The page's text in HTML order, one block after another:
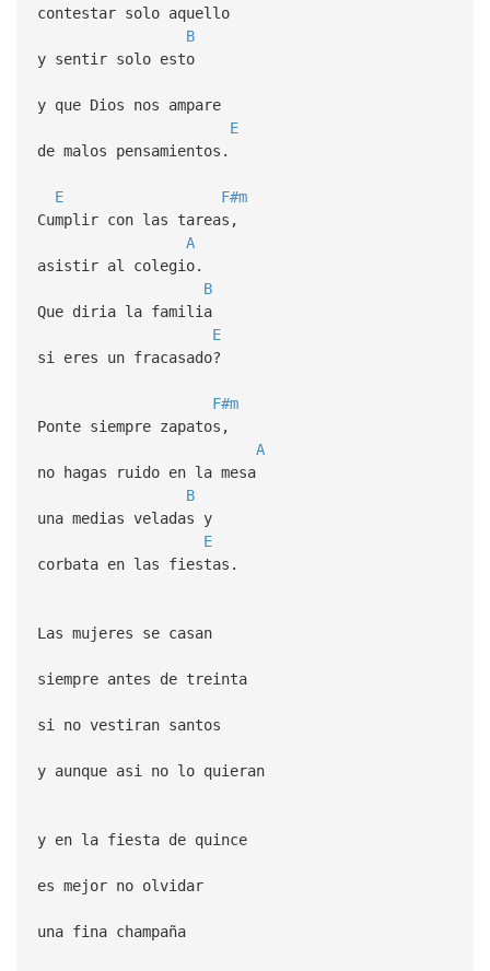
contestar solo aquello
B
y sentir solo esto
y que Dios nos ampare
E
de malos pensamientos.
E
F#m
Cumplir con las tareas,
A
asistir al colegio.
B
Que diria la familia
E
si eres un fracasado?
F#m
Ponte siempre zapatos,
A
no hagas ruido en la mesa
B
una medias veladas y
E
corbata en las fiestas.
Las mujeres se casan
siempre antes de treinta
si no vestiran santos
y aunque asi no lo quieran
y en la fiesta de quince
es mejor no olvidar
una fina champaña